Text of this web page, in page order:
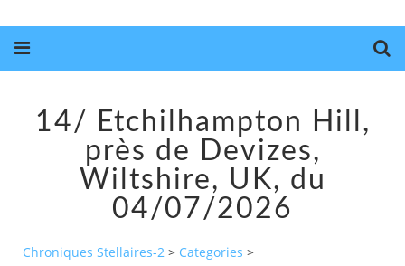
14/ Etchilhampton Hill,
près de Devizes,
Wiltshire, UK, du
04/07/2026
Chroniques Stellaires-2 > Categories >